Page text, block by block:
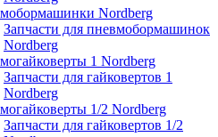
Nordberg
Запчасти для пневмобормашинок
Nordberg
1 Nordberg
Запчасти для гайковертов 1
Nordberg
1/2 Nordberg
Запчасти для гайковертов 1/2